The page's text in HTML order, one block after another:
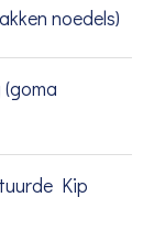
noedels)
Kip